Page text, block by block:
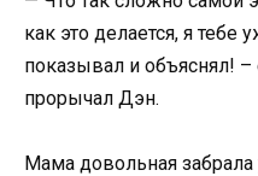
как это делается, я тебе
показывал и объяснял!
прорычал Дэн.
Мама довольная забрала